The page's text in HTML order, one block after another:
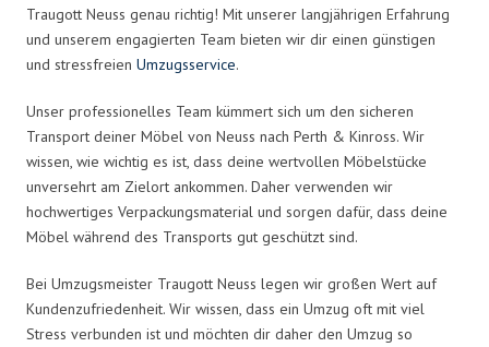
Traugott Neuss genau richtig! Mit unserer langjährigen Erfahrung
und unserem engagierten Team bieten wir dir einen günstigen
und stressfreien Umzugsservice.
Unser professionelles Team kümmert sich um den sicheren
Transport deiner Möbel von Neuss nach Perth & Kinross. Wir
wissen, wie wichtig es ist, dass deine wertvollen Möbelstücke
unversehrt am Zielort ankommen. Daher verwenden wir
hochwertiges Verpackungsmaterial und sorgen dafür, dass deine
Möbel während des Transports gut geschützt sind.
Bei Umzugsmeister Traugott Neuss legen wir großen Wert auf
Kundenzufriedenheit. Wir wissen, dass ein Umzug oft mit viel
Stress verbunden ist und möchten dir daher den Umzug so